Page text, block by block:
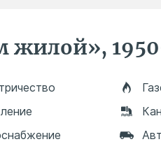
жилой»,